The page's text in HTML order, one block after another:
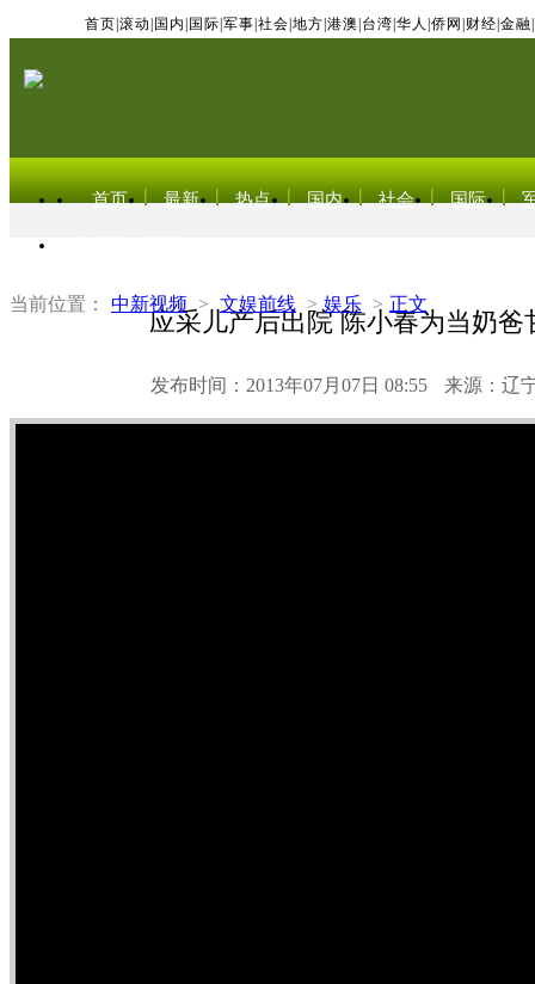
首页 滚动 国内 国际 军事 社会 地方 港澳 台湾 华人 侨网 财经 金融
首页 最新 热点 国内 社会 国际
当前位置： 中新视频 > 文娱前线 > 娱乐 > 正文
应采儿产后出院 陈小春为当奶爸
发布时间：2013年07月07日 08:55 来源：辽